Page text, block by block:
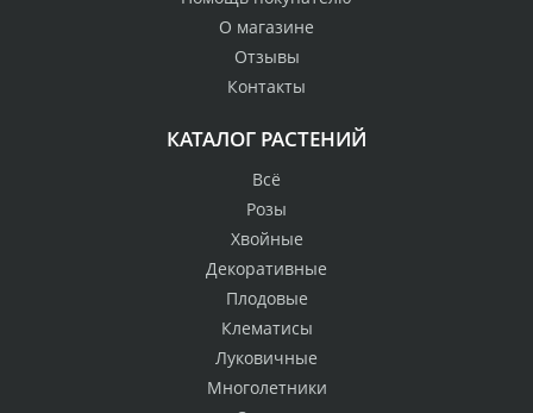
О магазине
Отзывы
Контакты
КАТАЛОГ РАСТЕНИЙ
Всё
Розы
Хвойные
Декоративные
Плодовые
Клематисы
Луковичные
Многолетники